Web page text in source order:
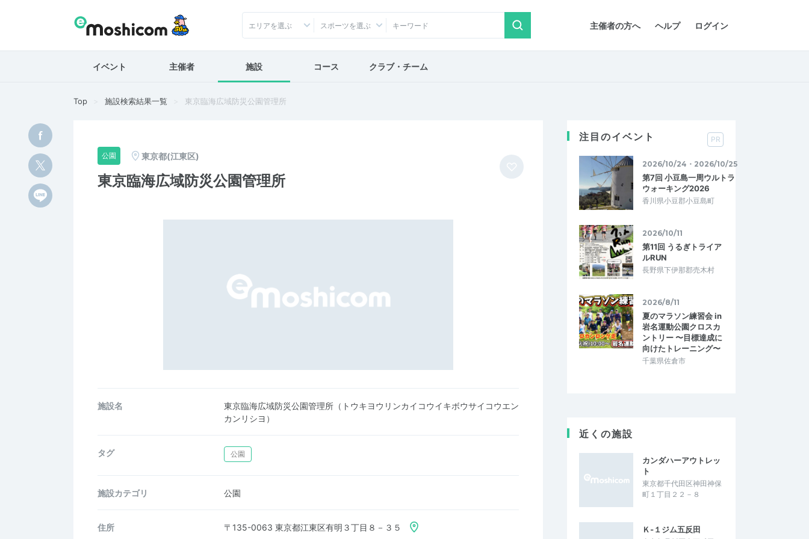
主催者の方へ ヘルプ ログイン
エリアを選ぶ スポーツを選ぶ
イベント 主催者 施設 コース クラブ・チーム
Top 施設検索結果一覧 東京臨海広域防災公園管理所
公園 東京都(江東区)
東京臨海広域防災公園管理所
施設名
東京臨海広域防災公園管理所（トウキヨウリンカイコウイキボウサイコウエン
カンリシヨ）
タグ 公園
施設カテゴリ 公園
住所 〒135-0063 東京都江東区有明３丁目８－３５
注目のイベント PR
2026/10/24・2026/10/25
第7回 小豆島一周ウルトラ
ウォーキング2026
香川県小豆郡小豆島町
2026/10/11
第11回 うるぎトライア
ルRUN
長野県下伊那郡売木村
2026/8/11
夏のマラソン練習会 in
岩名運動公園クロスカ
ントリー 〜目標達成に
向けたトレーニング〜
千葉県佐倉市
近くの施設
カンダハーアウトレッ
ト
東京都千代田区神田神保
町１丁目２２－８
Ｋ‐１ジム五反田